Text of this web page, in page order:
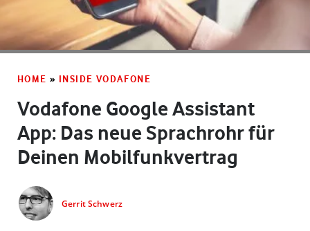
HOME » INSIDE VODAFONE
Vodafone Google Assistant
App: Das neue Sprachrohr für
Deinen Mobilfunkvertrag
Gerrit Schwerz